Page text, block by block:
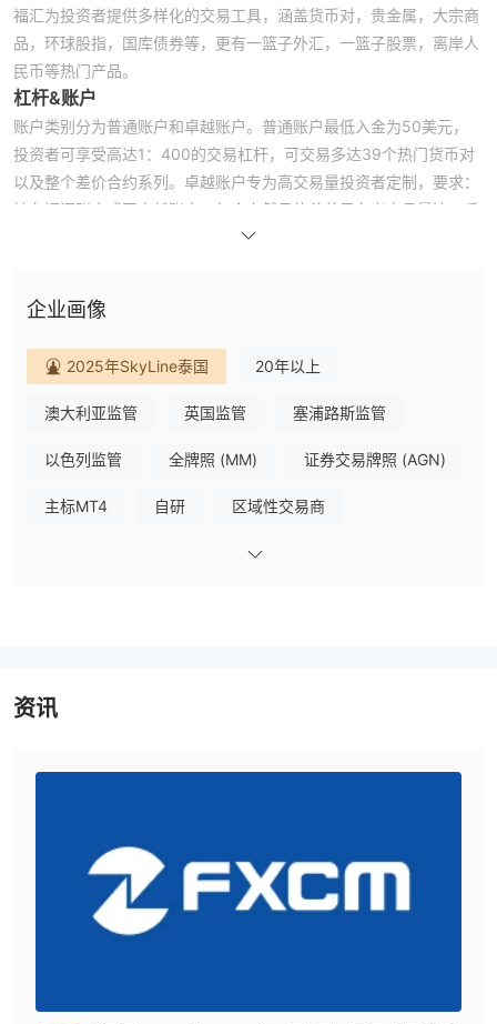
福汇为投资者提供多样化的交易工具，涵盖货币对，贵金属，大宗商
品，环球股指，国库债券等，更有一篮子外汇，一篮子股票，离岸人
民币等热门产品。
杠杆&账户
账户类别分为普通账户和卓越账户。普通账户最低入金为50美元，
投资者可享受高达1：400的交易杠杆，可交易多达39个热门货币对
以及整个差价合约系列。卓越账户专为高交易量投资者定制，要求：
持有福汇账户或开立新账户；每个自然月的总美元名义交易量达一千
万美元。该账户为投资者特设一系列优势：专属支持，尊上服务和量
欧元美元点差最低1.3，欧磅2.3，澳美1.8。卓越账户为投资者提供
现金返现的优惠。如客户交易欧元/美元，当月名义交易量达到3亿美
元（为第五阶梯），那么返现金额为25美元/百万美元，总现金返现
金额为7500美元。股票指数差价合约产品返现金额为1美元到3美元/
交易平台
者的落单指令。福汇MT4的优势有：在执行前设置止损/止赚，在建
脑上登入您的平台。
企业画像
2025年SkyLine泰国 20年以上
澳大利亚监管 英国监管 塞浦路斯监管
以色列监管 全牌照 (MM) 证券交易牌照 (AGN)
主标MT4 自研 区域性交易商
资讯